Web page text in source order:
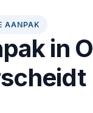
AANPAK
in